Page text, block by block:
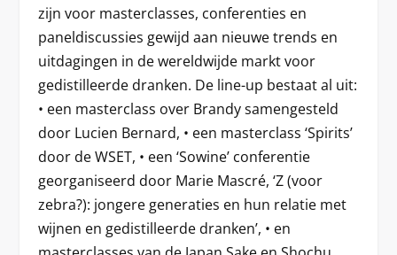
zijn voor masterclasses, conferenties en
paneldiscussies gewijd aan nieuwe trends en
uitdagingen in de wereldwijde markt voor
gedistilleerde dranken. De line-up bestaat al uit:
• een masterclass over Brandy samengesteld
door Lucien Bernard, • een masterclass ‘Spirits’
door de WSET, • een ‘Sowine’ conferentie
georganiseerd door Marie Mascré, ‘Z (voor
zebra?): jongere generaties en hun relatie met
wijnen en gedistilleerde dranken’, • en